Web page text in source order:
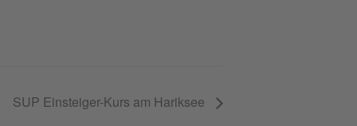
SUP Einsteiger-Kurs am Hariksee